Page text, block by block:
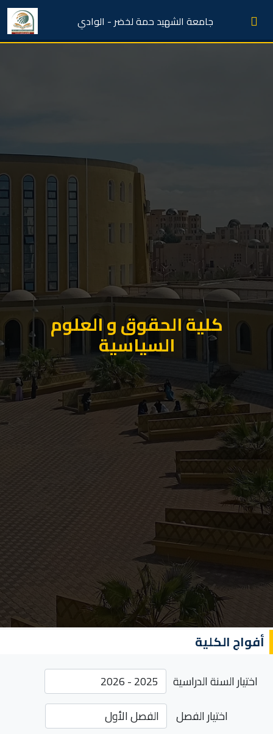
جامعة الشهيد حمة لخضر - الوادي
كلية الحقوق و العلوم
السياسية
أفواج الكلية
اختيار السنة الدراسية
اختيار الفصل